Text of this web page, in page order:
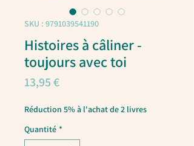
SKU : 9791039541190
Histoires à câliner -
toujours avec toi
13,95 €Prix
Réduction 5% à l'achat de 2 livres
Quantité *